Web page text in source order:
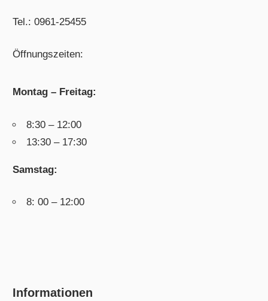
Tel.: 0961-25455
Öffnungszeiten:
Montag – Freitag:
8:30 – 12:00
13:30 – 17:30
Samstag:
8: 00 – 12:00
Informationen